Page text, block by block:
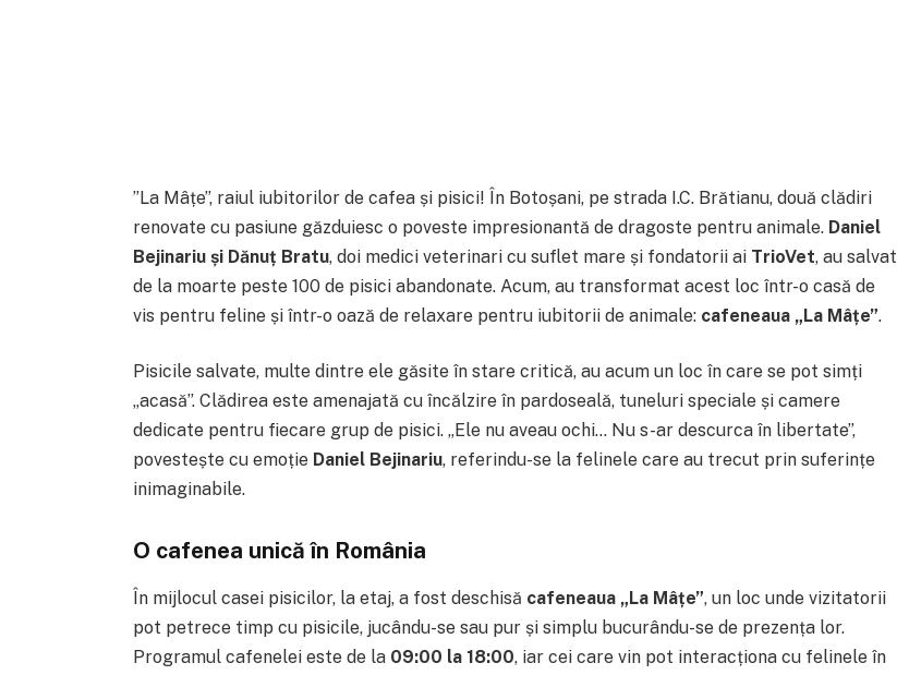
”La Mâțe”, raiul iubitorilor de cafea și pisici! În Botoșani, pe strada I.C. Brătianu, două clădiri
renovate cu pasiune găzduiesc o poveste impresionantă de dragoste pentru animale. Daniel
Bejinariu și Dănuț Bratu, doi medici veterinari cu suflet mare și fondatorii ai TrioVet, au salvat
de la moarte peste 100 de pisici abandonate. Acum, au transformat acest loc într-o casă de
vis pentru feline și într-o oază de relaxare pentru iubitorii de animale: cafeneaua „La Mâțe”.
Pisicile salvate, multe dintre ele găsite în stare critică, au acum un loc în care se pot simți
„acasă”. Clădirea este amenajată cu încălzire în pardoseală, tuneluri speciale și camere
dedicate pentru fiecare grup de pisici. „Ele nu aveau ochi… Nu s-ar descurca în libertate”,
povestește cu emoție Daniel Bejinariu, referindu-se la felinele care au trecut prin suferințe
inimaginabile.
O cafenea unică în România
În mijlocul casei pisicilor, la etaj, a fost deschisă cafeneaua „La Mâțe”, un loc unde vizitatorii
pot petrece timp cu pisicile, jucându-se sau pur și simplu bucurându-se de prezența lor.
Programul cafenelei este de la 09:00 la 18:00, iar cei care vin pot interacționa cu felinele în